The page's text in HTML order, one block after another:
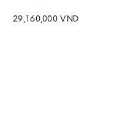
29,160,000VND